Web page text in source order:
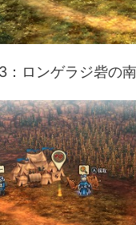
：ロンゲラジ砦の